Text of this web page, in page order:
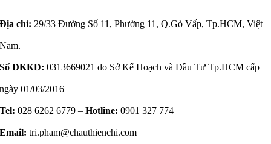
Địa chỉ: 29/33 Đường Số 11, Phường 11, Q.Gò Vấp, Tp.HCM, Việt
Nam.
Số ĐKKD: 0313669021 do Sở Kế Hoạch và Đầu Tư Tp.HCM cấp
ngày 01/03/2016
Tel: 028 6262 6779 –Hotline: 0901 327 774
Email: tri.pham@chauthienchi.com